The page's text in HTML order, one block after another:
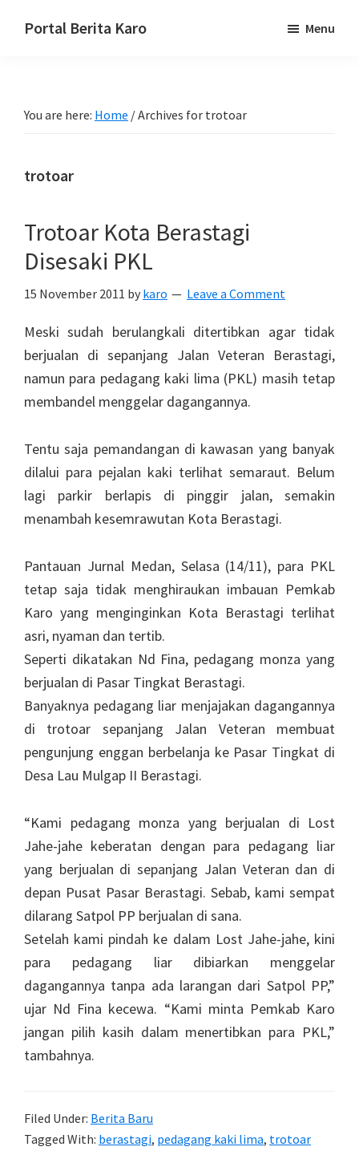
Portal Berita Karo
Karo,
Karo.
Menu
You are here: Home /Archives for trotoar
trotoar
Trotoar Kota Berastagi
Disesaki PKL
15 November 2011 by karo Leave a Comment
Meski sudah berulangkali ditertibkan agar tidak
berjualan di sepanjang Jalan Veteran Berastagi,
namun para pedagang kaki lima (PKL) masih tetap
membandel menggelar dagangannya.
Tentu saja pemandangan di kawasan yang banyak
dilalui para pejalan kaki terlihat semaraut. Belum
lagi parkir berlapis di pinggir jalan, semakin
menambah kesemrawutan Kota Berastagi.
Pantauan Jurnal Medan, Selasa (14/11), para PKL
tetap saja tidak menghiraukan imbauan Pemkab
Karo yang menginginkan Kota Berastagi terlihat
asri, nyaman dan tertib.
Seperti dikatakan Nd Fina, pedagang monza yang
berjualan di Pasar Tingkat Berastagi.
Banyaknya pedagang liar menjajakan dagangannya
di trotoar sepanjang Jalan Veteran membuat
pengunjung enggan berbelanja ke Pasar Tingkat di
Desa Lau Mulgap II Berastagi.
“Kami pedagang monza yang berjualan di Lost
Jahe-jahe keberatan dengan para pedagang liar
yang berjualan di sepanjang Jalan Veteran dan di
depan Pusat Pasar Berastagi. Sebab, kami sempat
dilarang Satpol PP berjualan di sana.
Setelah kami pindah ke dalam Lost Jahe-jahe, kini
para pedagang liar dibiarkan menggelar
dagangannya tanpa ada larangan dari Satpol PP,”
ujar Nd Fina kecewa. “Kami minta Pemkab Karo
jangan pilih kasih dalam menertibkan para PKL,”
tambahnya.
Filed Under: Berita Baru
Tagged With: berastagi, pedagang kaki lima, trotoar